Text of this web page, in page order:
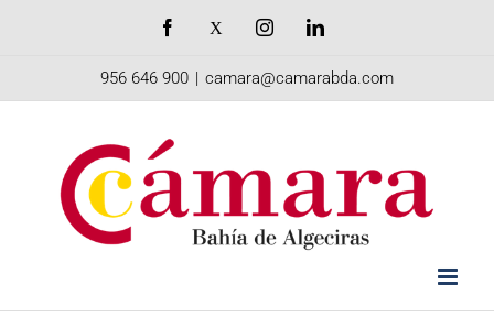
Facebook InstagramLinkedIn
956 646 900 | camara@camarabda.com